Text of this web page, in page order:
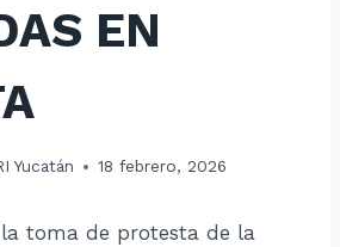
EN
Yucatán 18 febrero, 2026
toma de protesta de la